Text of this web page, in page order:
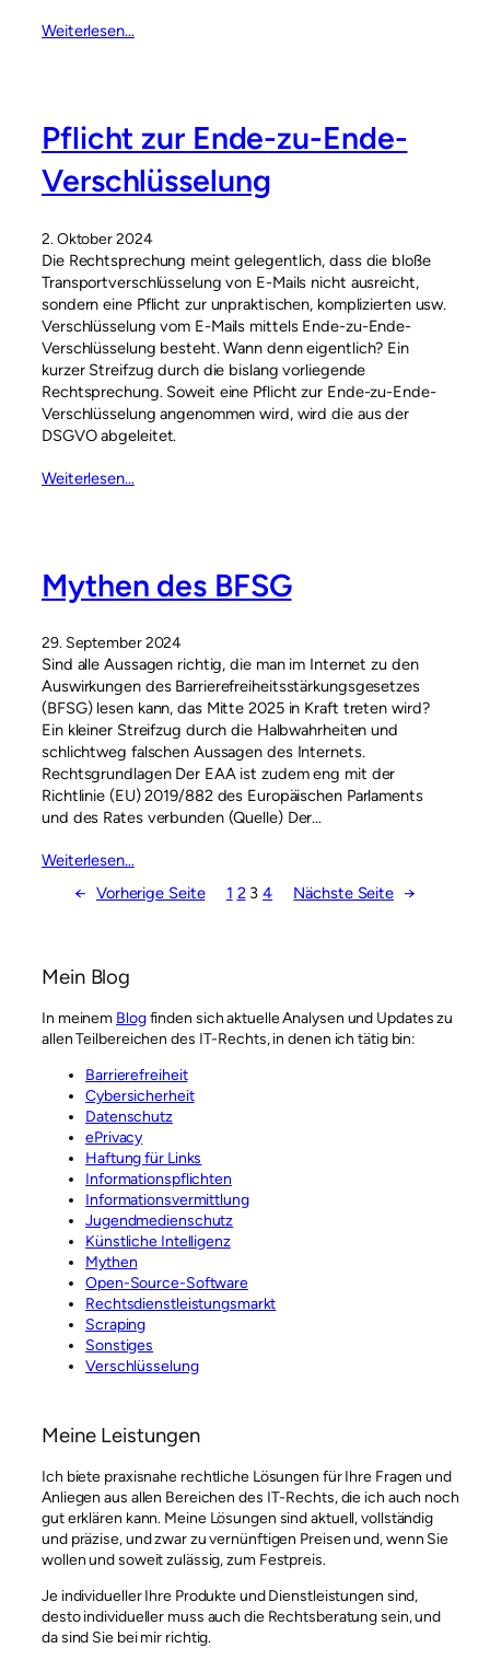
Weiterlesen…
Pflicht zur Ende-zu-Ende-
Verschlüsselung
2. Oktober 2024
Die Rechtsprechung meint gelegentlich, dass die bloße
Transportverschlüsselung von E-Mails nicht ausreicht,
sondern eine Pflicht zur unpraktischen, komplizierten usw.
Verschlüsselung vom E-Mails mittels Ende-zu-Ende-
Verschlüsselung besteht. Wann denn eigentlich? Ein
kurzer Streifzug durch die bislang vorliegende
Rechtsprechung. Soweit eine Pflicht zur Ende-zu-Ende-
Verschlüsselung angenommen wird, wird die aus der
DSGVO abgeleitet.
Weiterlesen…
Mythen des BFSG
29. September 2024
Sind alle Aussagen richtig, die man im Internet zu den
Auswirkungen des Barrierefreiheitsstärkungsgesetzes
(BFSG) lesen kann, das Mitte 2025 in Kraft treten wird?
Ein kleiner Streifzug durch die Halbwahrheiten und
schlichtweg falschen Aussagen des Internets.
Rechtsgrundlagen Der EAA ist zudem eng mit der
Richtlinie (EU) 2019/882 des Europäischen Parlaments
und des Rates verbunden (Quelle) Der…
Weiterlesen…
← Vorherige Seite 1 2 3 4 Nächste Seite →
Mein Blog
In meinem Blogfinden sich aktuelle Analysen und Updates zu
allen Teilbereichen des IT-Rechts, in denen ich tätig bin:
Barrierefreiheit
Cybersicherheit
Datenschutz
ePrivacy
Haftung für Links
Informationspflichten
Informationsvermittlung
Jugendmedienschutz
Künstliche Intelligenz
Mythen
Open-Source-Software
Rechtsdienstleistungsmarkt
Scraping
Sonstiges
Verschlüsselung
Meine Leistungen
Ich biete praxisnahe rechtliche Lösungen für Ihre Fragen und
Anliegen aus allen Bereichen des IT-Rechts, die ich auch noch
gut erklären kann. Meine Lösungen sind aktuell, vollständig
und präzise, und zwar zu vernünftigen Preisen und, wenn Sie
wollen und soweit zulässig, zum Festpreis.
Je individueller Ihre Produkte und Dienstleistungen sind,
desto individueller muss auch die Rechtsberatung sein, und
da sind Sie bei mir richtig.